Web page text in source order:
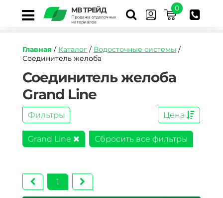
МВ ТРЕЙД
Продажа отделочных
материалов
0
Главная / Каталог/ Водосточные системы /
Соединитель желоба
Соединитель желоба
Grand Line
Фильтры Цена
Grand Line Сбросить все фильтры
1